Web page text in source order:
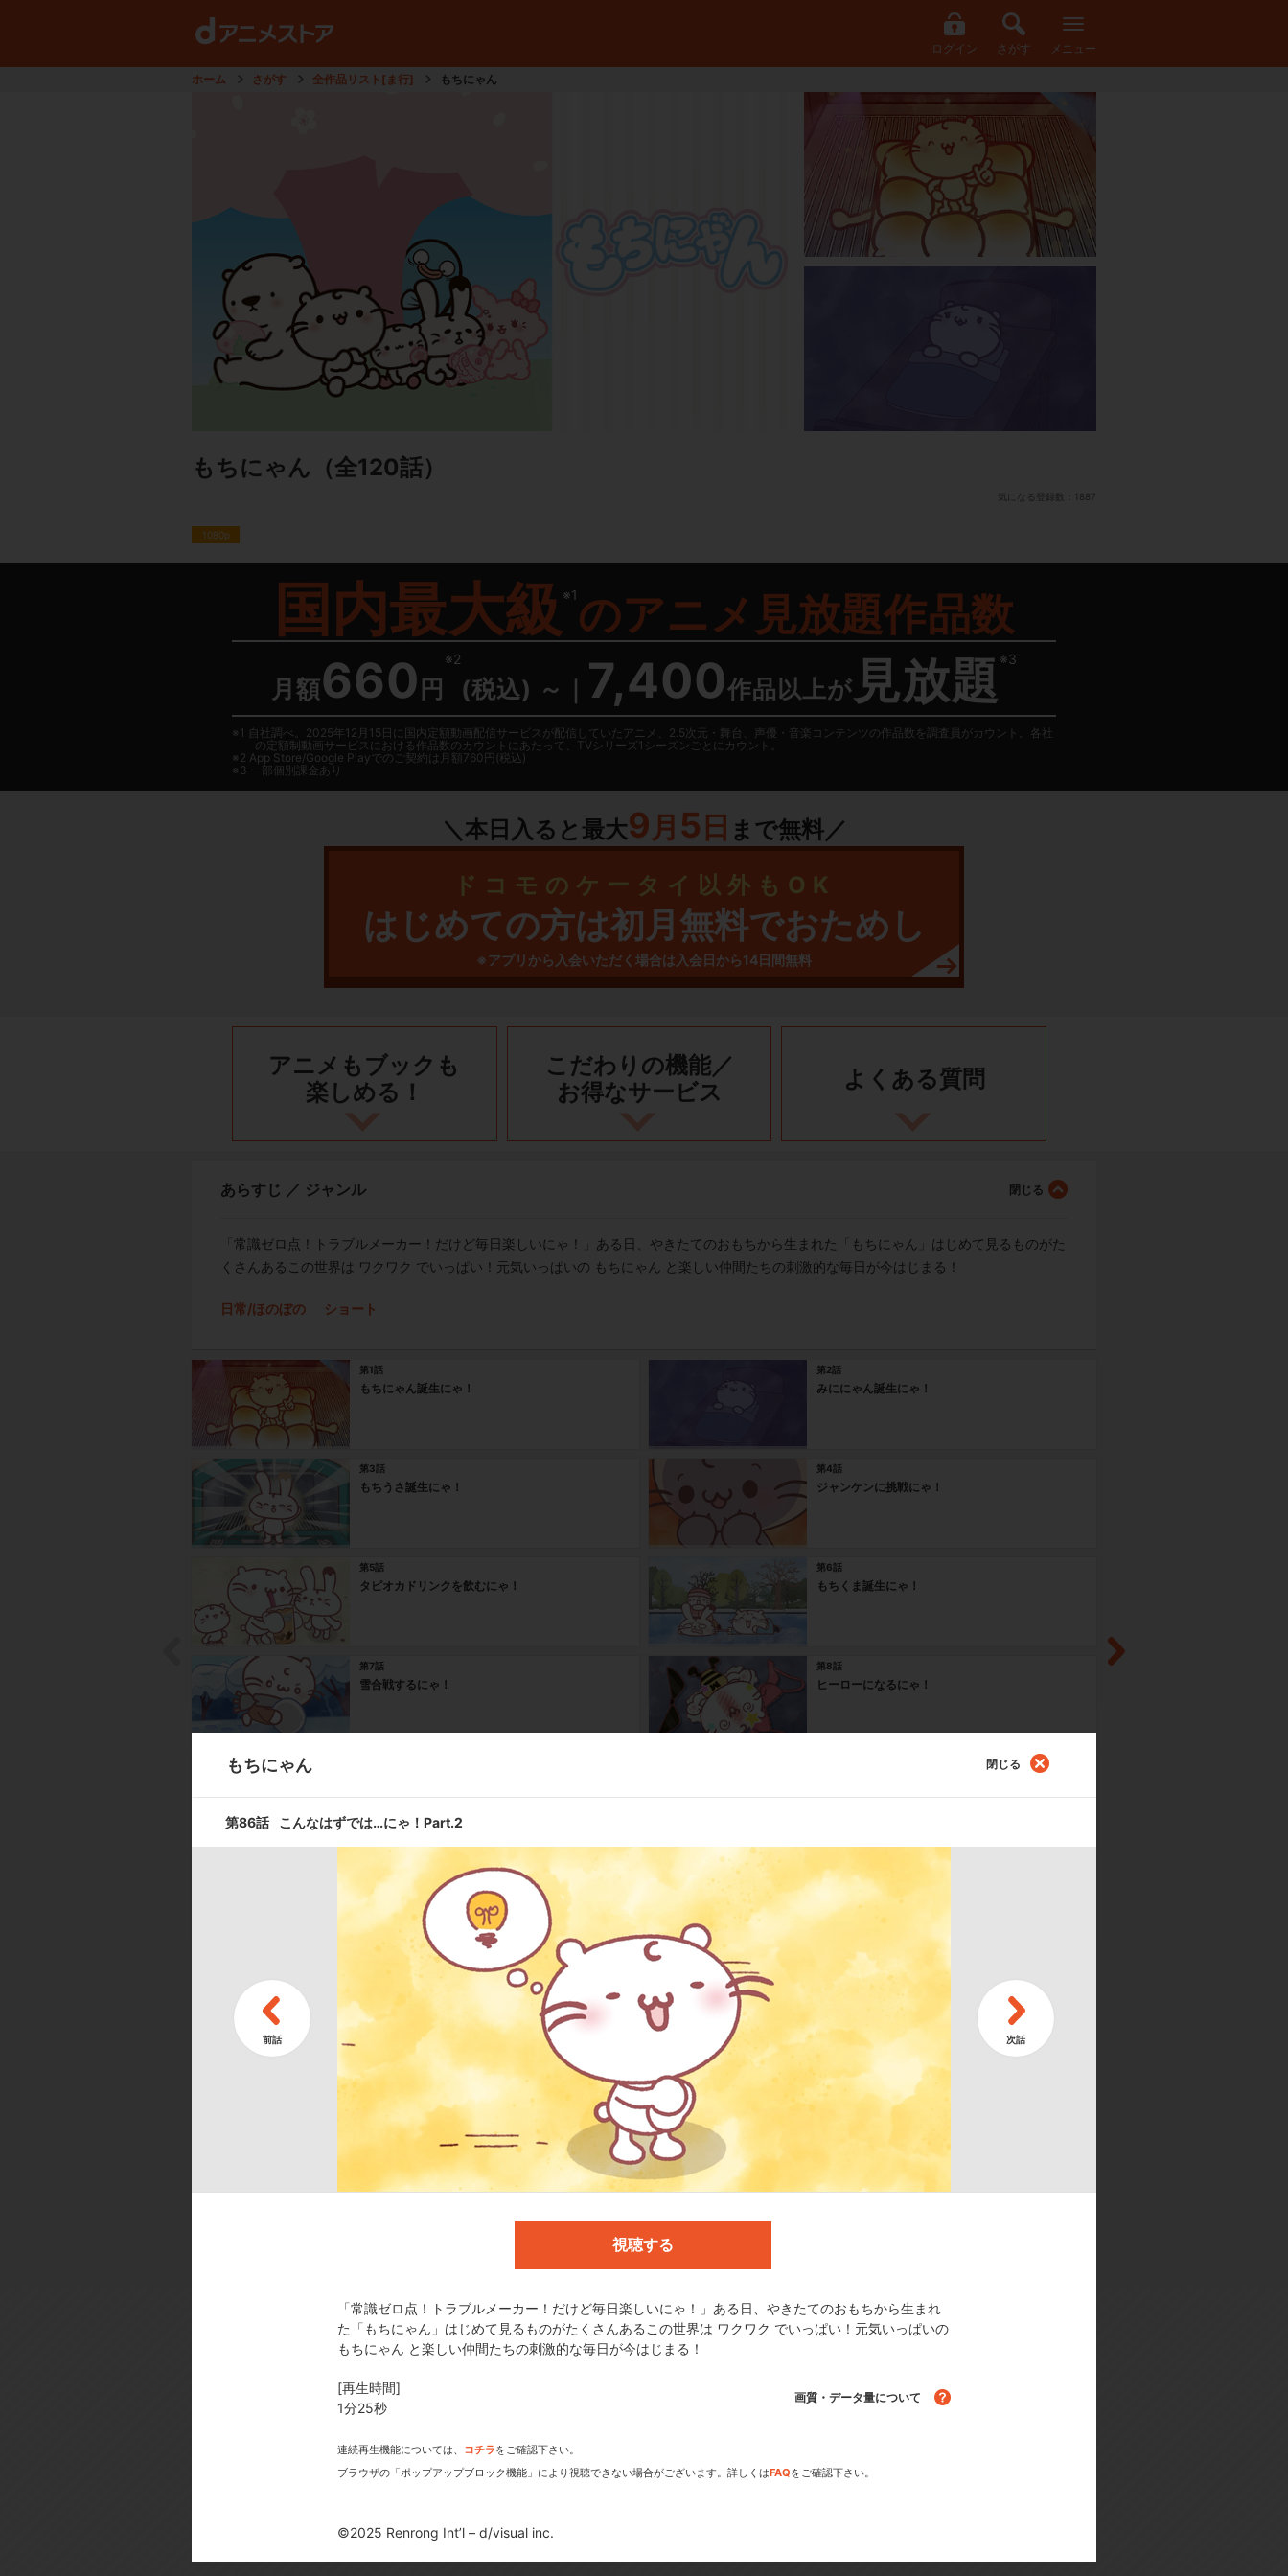
ログイン さがす メニュー
ホーム さがす 全作品リスト[ま行] もちにゃん
もちにゃん （全120話）
気になる登録数： 1887
1080p
国内最大級 ※1 のアニメ見放題作品数
月額660 円
※2
(税込) ～ 7,400作品以上が 見放題 ※3
1 自社調べ。2025年12月15日に国内定額動画配信サービスが配信していたアニメ、2.5次元・舞台、声優・音楽コンテンツの作品数を調査員がカウント。各社
の定額制動画サービスにおける作品数のカウントにあたって、TVシリーズ1シーズンごとにカウント。
2 App Store/Google Playでのご契約は月額760円(税込)
3 一部個別課金あり
＼本日入ると最大9月 5 日 まで無料／
ドコモのケータイ以外もOK
はじめての方は初月無料でおためし
※アプリから入会いただく場合は入会日から14日間無料
アニメもブックも
楽しめる！
こだわりの機能／
お得なサービス
よくある質問
あらすじ ／ ジャンル
「常識ゼロ点！トラブルメーカー！だけど毎日楽しいにゃ！」ある日、やきたてのおもちから生まれた「もちにゃん」はじめて見るものがた
くさんあるこの世界は ワクワク でいっぱい！元気いっぱいの もちにゃん と楽しい仲間たちの刺激的な毎日が今はじまる！
日常/ほのぼの ショート
第1話
もちにゃん誕生にゃ！
第2話
みににゃん誕生にゃ！
第3話
もちうさ誕生にゃ！
第4話
ジャンケンに挑戦にゃ！
第5話
タピオカドリンクを飲むにゃ！
第6話
もちくま誕生にゃ！
第7話
雪合戦するにゃ！
第8話
ヒーローになるにゃ！
バレエを見に行くにゃ！ バレリーナになるにゃ！
キャスト ／ スタッフ
[キャスト]
出演:吉田聖子／本多諒太
脚本・コンテ・監督:コルピ・フェデリコ（d/visual tokyo）／プロデューサー:石博文（d/visual asia）／アニメーション制作:d/visual bangk
ok／音響スタジオ:STUDIO BENGUAR
今期アニメがいち早く見られる！
もちにゃん 閉じる
第86話 こんなはずでは…にゃ！Part.2
視聴する
「常識ゼロ点！トラブルメーカー！だけど毎日楽しいにゃ！」ある日、やきたてのおもちから生まれ
た「もちにゃん」はじめて見るものがたくさんあるこの世界は ワクワク でいっぱい！元気いっぱいの
もちにゃん と楽しい仲間たちの刺激的な毎日が今はじまる！
[再生時間]
1分25秒
画質・データ量について
連続再生機能については、 コチラをご確認下さい。
ブラウザの「ポップアップブロック機能」により視聴できない場合がございます。詳しくはFAQをご確認下さい。
©2025 Renrong Int’l – d/visual inc.